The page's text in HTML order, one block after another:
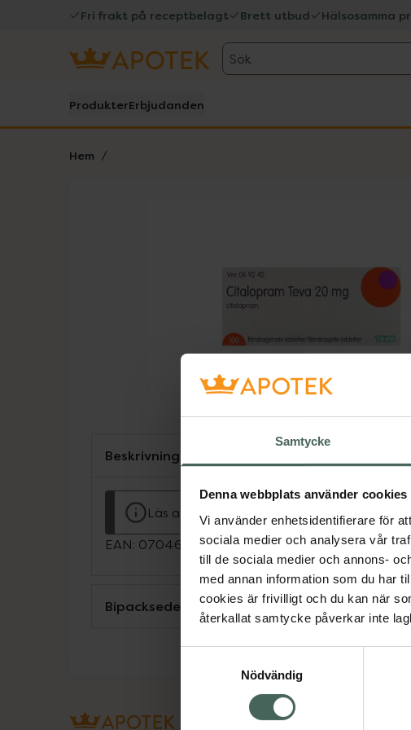
Samtycke
Denna webbplats använder cookies
Vi använder enhetsidentifierare för
sociala medier och analysera vår
till de sociala medier och annons-
med annan information som du har
cookies är frivilligt och du kan när
återkallat samtycke påverkar inte
Nödvändig
Fri frakt på receptbelagt Brett utbud Hälsosamma
Sök
ProdukterErbjudanden
Hem
Beskrivning
Läs alltid bipacksedeln innan användning.
EAN: 07046260481527
Bipacksedel från FASS